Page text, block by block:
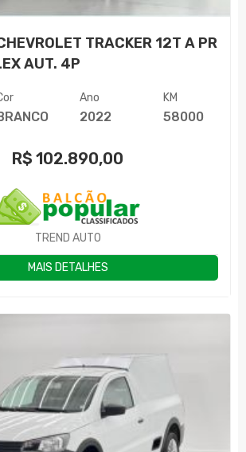
TRACKER 12T A PR
AUT. 4P
Ano
2022
KM
58000
R$ 102.890,00
TREND AUTO
MAIS DETALHES